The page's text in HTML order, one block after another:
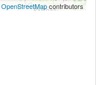
OpenStreetMapcontributors